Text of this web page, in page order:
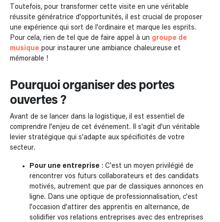
Toutefois, pour transformer cette visite en une véritable
réussite génératrice d'opportunités, il est crucial de proposer
une expérience qui sort de l'ordinaire et marque les esprits.
Pour cela, rien de tel que de faire appel à un groupe de
musique pour instaurer une ambiance chaleureuse et
mémorable !
Pourquoi organiser des portes
ouvertes ?
Avant de se lancer dans la logistique, il est essentiel de
comprendre l'enjeu de cet événement. Il s'agit d'un véritable
levier stratégique qui s'adapte aux spécificités de votre
secteur.
Pour une entreprise : C'est un moyen privilégié de
rencontrer vos futurs collaborateurs et des candidats
motivés, autrement que par de classiques annonces en
ligne. Dans une optique de professionnalisation, c'est
l'occasion d'attirer des apprentis en alternance, de
solidifier vos relations entreprises avec des entreprises